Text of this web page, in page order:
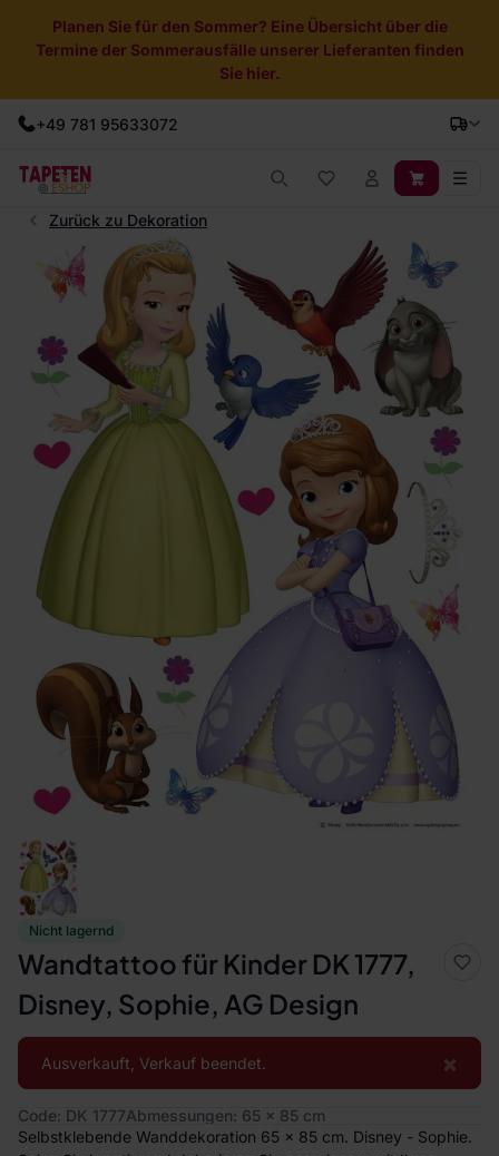
Planen Sie für den Sommer? Eine Übersicht über die
Termine der Sommerausfälle unserer Lieferanten finden
Sie hier.
+49 781 95633072
Zurück zu Dekoration
Nicht lagernd
Wandtattoo für Kinder DK 1777,
Disney, Sophie, AG Design
×
Ausverkauft, Verkauf beendet.
Code: DK 1777Abmessungen: 65 x 85 cm
Selbstklebende Wanddekoration 65 x 85 cm. Disney - Sophie.